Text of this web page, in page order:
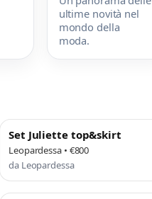
ultime novità nel
mondo della
moda.
Set Juliette top&skirt
Leopardessa • €800
da Leopardessa